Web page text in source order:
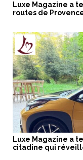
Luxe Magazine a
routes de
Luxe Magazine a
citadine qui